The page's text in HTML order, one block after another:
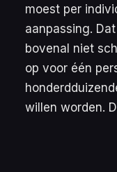
moest per
aanpassing.
bovenal niet
op voor één
willen worden.